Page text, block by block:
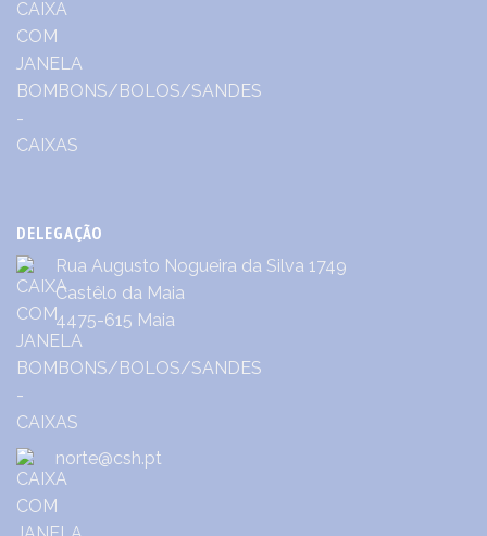
DELEGAÇÃO
Rua Augusto Nogueira da Silva 1749
Castêlo da Maia
4475-615 Maia
norte@csh.pt